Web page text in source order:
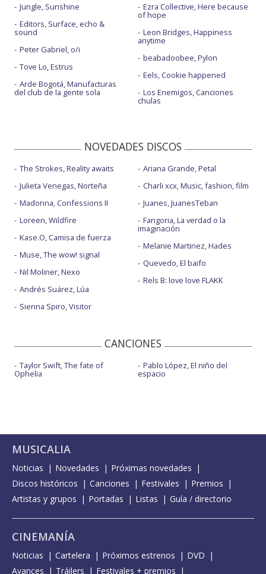
Jungle, Sunshine
Editors, Surface, echo &
sound
Peter Gabriel, o/i
Tove Lo, Estrus
Arde Bogotá, Manufacturas
del club de la gente sola
Ezra Collective, Here because
of hope
Leon Bridges, Happiness
anytime
beabadoobee, Pylon
Eels, Cookie happened
Los Enemigos, Canciones
chulas
NOVEDADES DISCOS
The Strokes, Reality awaits
Julieta Venegas, Norteña
Madonna, Confessions II
Loreen, Wildfire
Kase.O, Camisa de fuerza
Muse, The wow! signal
Nil Moliner, Nexo
Andrés Suárez, Lúa
Sienna Spiro, Visitor
Ariana Grande, Petal
Charli xcx, Music, fashion, film
Juanes, JuanesTeban
Fangoria, La verdad o la
imaginación
Melanie Martinez, Hades
Quevedo, El baifo
Rels B: love love FLAKK
CANCIONES
Taylor Swift, The fate of
Ophelia
Pablo López, El niño del
espacio
MUSICALIA
Noticias Novedades
Próximas novedades
Discos históricos
Canciones Festivales
Premios
Artistas y grupos
Portadas Listas Guía / directorio
CINEMANÍA
Noticias Cartelera Próximos estrenos
DVD
Avances
Tráilers Festivales + premios